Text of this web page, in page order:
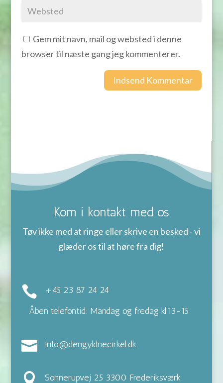
Gem mit navn, mail og websted i denne
browser til næste gang jeg kommenterer.
Kom i kontakt med os
Tøv ikke med at ringe eller skrive en besked - vi
glæder os til at høre fra dig!

+45 23 87 24 24
Åben telefontid: Mandag og fredag kl.13-15
 info@dengyldnecirkel.dk
 Sonnerupvej 25 3300 Frederiksværk